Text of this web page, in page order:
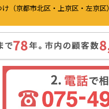
（京都市北区・上京区・左京区）